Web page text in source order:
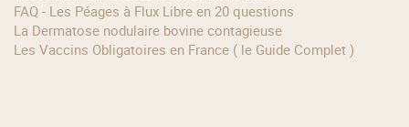
FAQ - Les Péages à Flux Libre en 20 questions
La Dermatose nodulaire bovine contagieuse
Les Vaccins Obligatoires en France ( le Guide Complet )